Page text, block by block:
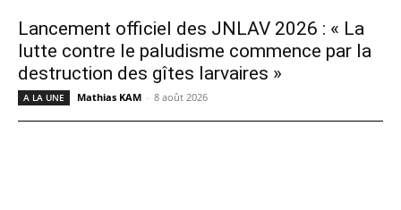
Lancement officiel des JNLAV 2026 : « La
lutte contre le paludisme commence par la
destruction des gîtes larvaires »
A LA UNE Mathias KAM - 8 août 2026